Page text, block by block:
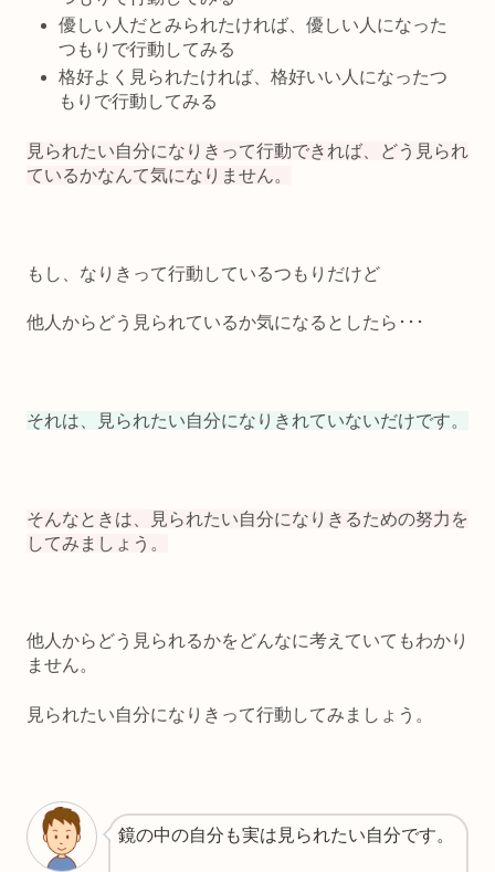
優しい人だとみられたければ、優しい人になった
つもりで行動してみる
格好よく見られたければ、格好いい人になったつ
もりで行動してみる
見られたい自分になりきって行動できれば、どう見られ
ているかなんて気になりません。
もし、なりきって行動しているつもりだけど
他人からどう見られているか気になるとしたら･･･
それは、見られたい自分になりきれていないだけです。
そんなときは、見られたい自分になりきるための努力を
してみましょう。
他人からどう見られるかをどんなに考えていてもわかり
ません。
見られたい自分になりきって行動してみましょう。
鏡の中の自分も実は見られたい自分です。